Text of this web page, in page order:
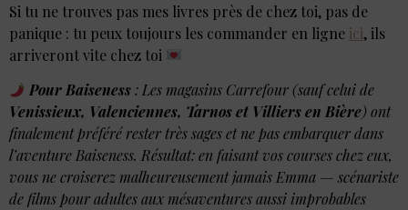
Si tu ne trouves pas mes livres près de chez toi, pas de
panique : tu peux toujours les commander en ligne ici, ils
arriveront vite chez toi
Pour Baiseness: Les magasins Carrefour (sauf celui de
Venissieux, Valenciennes, Tarnos et Villiers en Bière) ont
finalement préféré rester très sages et ne pas embarquer dans
l’aventure Baiseness. Résultat: en faisant vos courses chez eux,
vous ne croiserez malheureusement jamais Emma — scénariste
de films pour adultes aux mésaventures aussi improbables